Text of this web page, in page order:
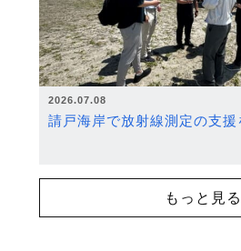
2026.07.08
請戸海岸で放射線測定の支援
もっと見る